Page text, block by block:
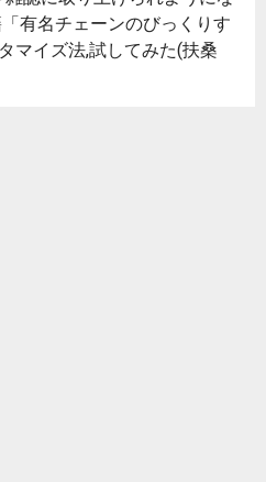
有名チェーンのびっくりす
マイズ法,試してみた(扶桑